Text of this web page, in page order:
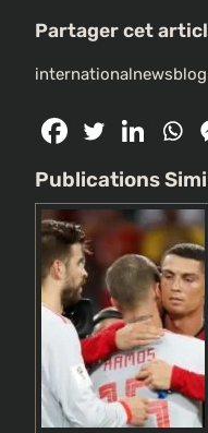
Partager cet
Publications